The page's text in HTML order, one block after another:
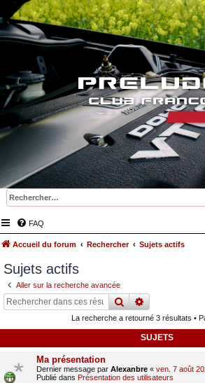
FAQ
Accueil du forum Rechercher Sujets actifs
Sujets actifs
Aller sur la recherche avancée
rechercher
recherche
La recherche a retourné 3 résultats •
SUJETS
Ma présentation
Dernier message par Alexanbre « ven. 7 août
Publié dans Présentation des utilisateurs